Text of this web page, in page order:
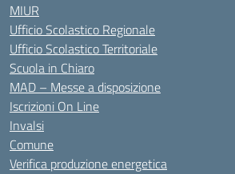
MIUR
Ufficio Scolastico Regionale
Ufficio Scolastico Territoriale
Scuola in Chiaro
MAD – Messe a disposizione
Iscrizioni On Line
Invalsi
Comune
Verifica produzione energetica